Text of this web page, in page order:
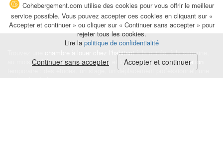
chambre à louer chez l'habitantà la nuitée, à la semaine,
au mois ou à l'année pour de courts et longs séjours, unecolocation
temporaire : des études, un stage, un déplacement professionnel, une
Cohebergement.com utilise des cookies pour vous offrir le meilleur
service possible. Vous pouvez accepter ces cookies en cliquant sur «
Accepter et continuer » ou cliquer sur « Continuer sans accepter » pour
rejeter tous les cookies.
Lire la politique de confidentialité
Continuer sans accepter Accepter et continuer